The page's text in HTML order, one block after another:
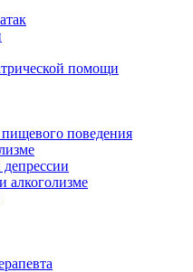
помощи
поведения
алкоголизме